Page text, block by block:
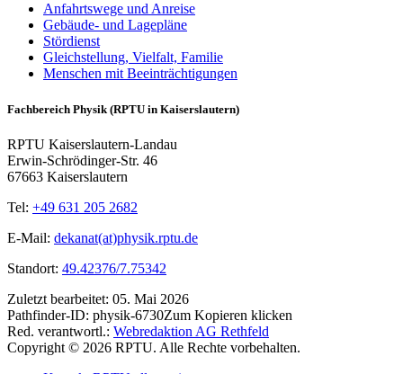
Anfahrtswege und Anreise
Gebäude- und Lagepläne
Stördienst
Gleichstellung, Vielfalt, Familie
Menschen mit Beeinträchtigungen
Fachbereich Physik (RPTU in Kaiserslautern)
RPTU Kaiserslautern-Landau
Erwin-Schrödinger-Str. 46
67663 Kaiserslautern
Tel: +49 631 205 2682
E-Mail: dekanat(at)physik.rptu.de
Standort: 49.42376/7.75342
Zuletzt bearbeitet: 05. Mai 2026
Pathfinder-ID: physik-6730Zum Kopieren klicken
Red. verantwortl.: Webredaktion AG Rethfeld
Copyright © 2026 RPTU. Alle Rechte vorbehalten.